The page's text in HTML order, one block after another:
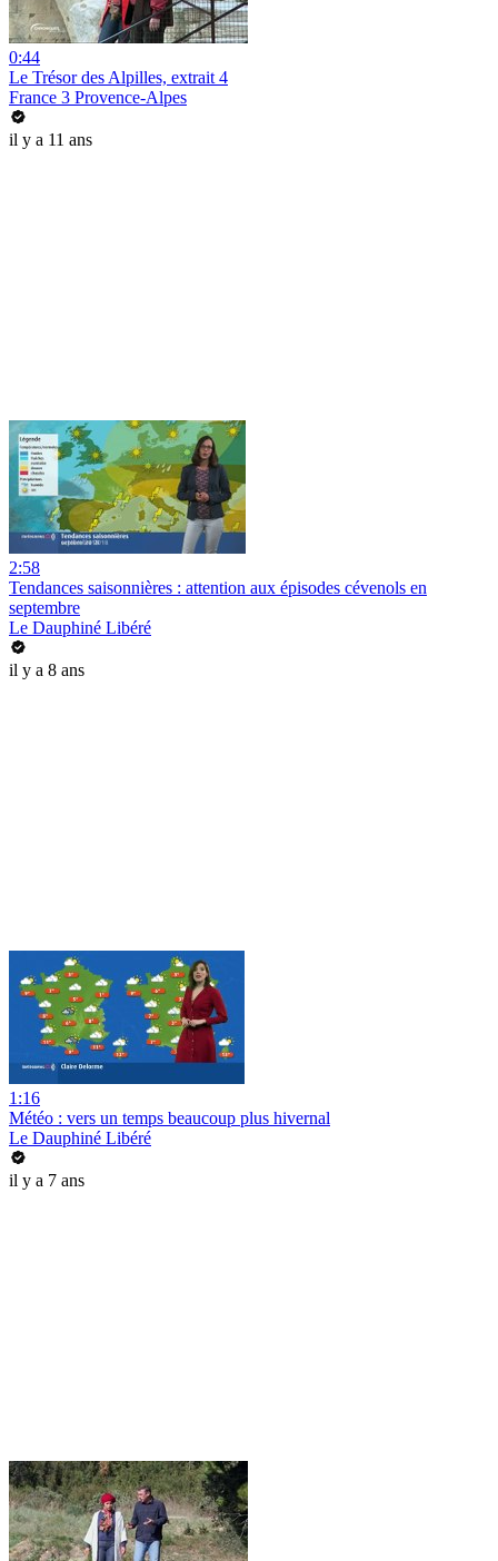
0:44
Le Trésor des Alpilles, extrait 4
France 3 Provence-Alpes
il y a 11 ans
2:58
Tendances saisonnières : attention aux épisodes cévenols en
septembre
Le Dauphiné Libéré
il y a 8 ans
1:16
Météo : vers un temps beaucoup plus hivernal
Le Dauphiné Libéré
il y a 7 ans